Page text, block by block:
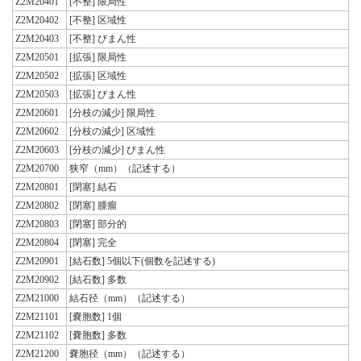
Z2M20402
[不整] 区域性
Z2M20403
[不整] びまん性
Z2M20501
[拡張] 限局性
Z2M20502
[拡張] 区域性
Z2M20503
[拡張] びまん性
Z2M20601
[分枝の減少] 限局性
Z2M20602
[分枝の減少] 区域性
Z2M20603
[分枝の減少] びまん性
Z2M20700
狭窄（mm）（記述する）
Z2M20801
[閉塞] 結石
Z2M20802
[閉塞] 腫瘤
Z2M20803
[閉塞] 部分的
Z2M20804
[閉塞] 完全
Z2M20901
[結石数] 5個以下(個数を記述する)
Z2M20902
[結石数] 多数
Z2M21000
結石径（mm）（記述する）
Z2M21101
[嚢胞数] 1個
Z2M21102
[嚢胞数] 多数
Z2M21200
嚢胞径（mm）（記述する）